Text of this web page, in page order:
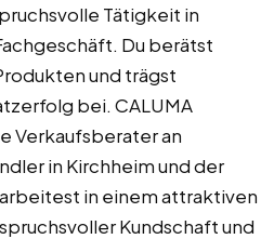
Tätigkeit in
Du berätst
und trägst
bei. CALUMA
an
in Kirchheim und der
in einem attraktiven
Kundschaft und